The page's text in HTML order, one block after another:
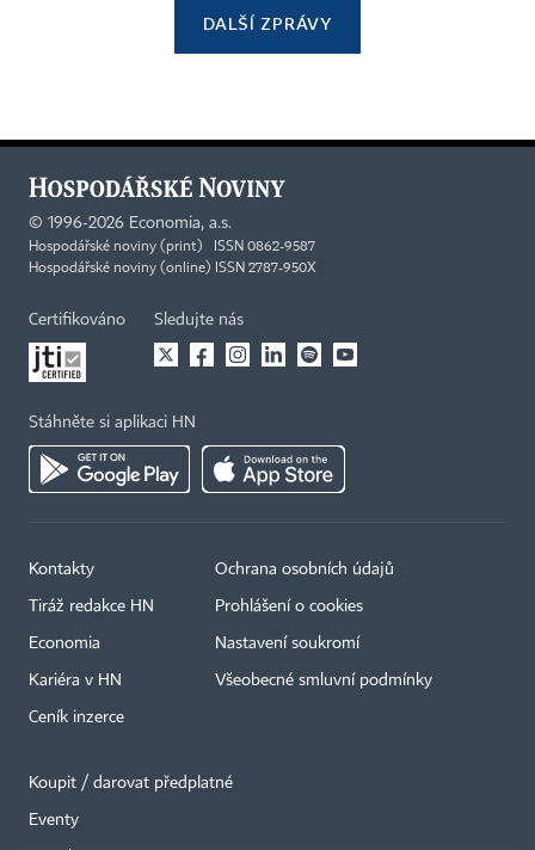
DALŠÍ ZPRÁVY
© 1996-2026 Economia, a.s.
Hospodářské noviny (print) ISSN 0862-9587
Hospodářské noviny (online) ISSN 2787-950X
Certifikováno Sledujte nás
Stáhněte si aplikaci HN
Kontakty
Tiráž redakce HN
Economia
Kariéra v HN
Ceník inzerce
Ochrana osobních údajů
Prohlášení o cookies
Nastavení soukromí
Všeobecné smluvní podmínky
Koupit / darovat předplatné
Eventy